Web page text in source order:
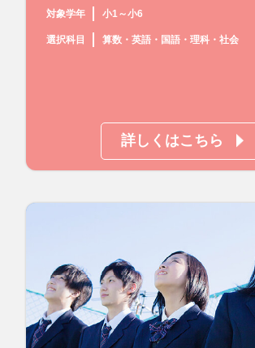
対象学年 小1～小6
選択科目 算数・英語・国語・理科・社会
詳しくはこちら